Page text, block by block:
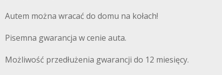
Autem można wracać do domu na kołach!
Pisemna gwarancja w cenie auta.
Możliwość przedłużenia gwarancji do 12 miesięcy.